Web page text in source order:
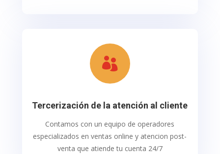

Tercerización de la atención al cliente
Contamos con un equipo de operadores
especializados en ventas online y atencion post-
venta que atiende tu cuenta 24/7